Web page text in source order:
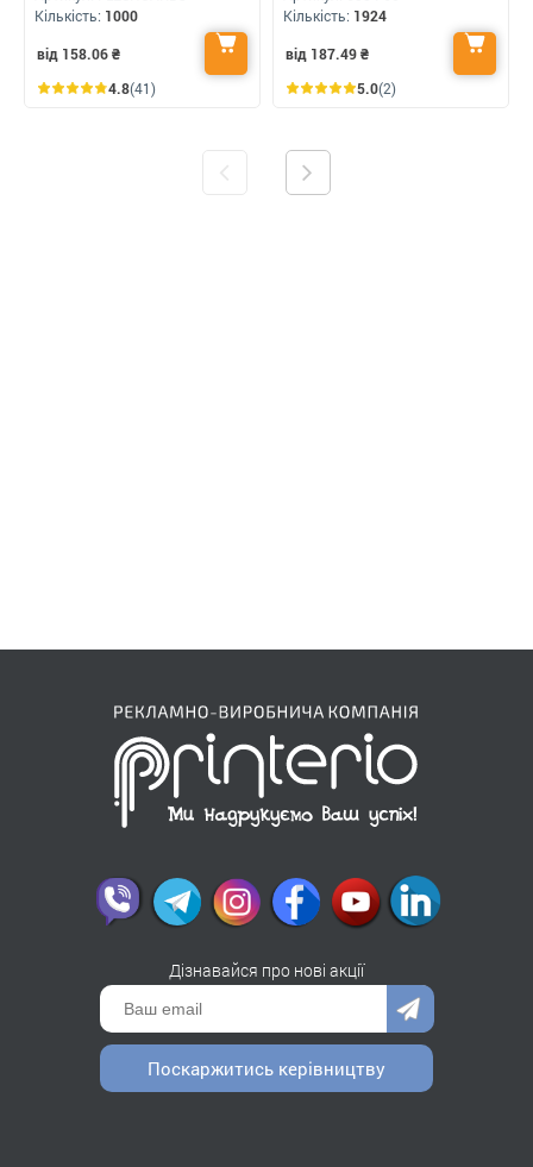
Кількість: 1000
від 158.06₴
4.8(41)
Кількість: 1924
від 187.49₴
5.0(2)
Дізнавайся про нові акції
Поскаржитись керівництву